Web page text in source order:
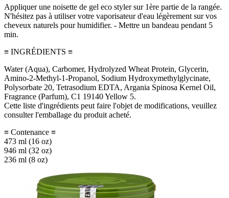
Appliquer une noisette de gel eco styler sur 1ère partie de la rangée.
N'hésitez pas à utiliser votre vaporisateur d'eau légèrement sur vos
cheveux naturels pour humidifier. - Mettre un bandeau pendant 5
min.
≡ INGRÉDIENTS ≡
Water (Aqua), Carbomer, Hydrolyzed Wheat Protein, Glycerin,
Amino-2-Methyl-1-Propanol, Sodium Hydroxymethylglycinate,
Polysorbate 20, Tetrasodium EDTA, Argania Spinosa Kernel Oil,
Fragrance (Parfum), C1 19140 Yellow 5.
Cette liste d'ingrédients peut faire l'objet de modifications, veuillez
consulter l'emballage du produit acheté.
≡ Contenance ≡
473 ml (16 oz)
946 ml (32 oz)
236 ml (8 oz)